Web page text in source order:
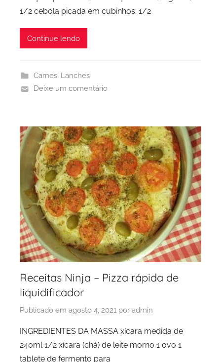
1/2 cebola picada em cubinhos; 1/2
Continue lendo
Carnes, Lanches
Deixe um comentário
Receitas Ninja – Pizza rápida de
liquidificador
Publicado em agosto 4, 2021 por admin
INGREDIENTES DA MASSA xícara medida de
240ml 1/2 xícara (chá) de leite morno 1 ovo 1
tablete de fermento para